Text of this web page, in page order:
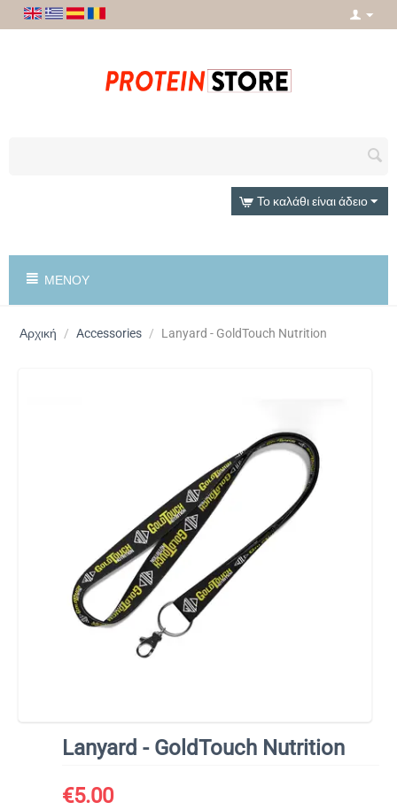
Το καλάθι είναι άδειο
ΜΕΝΟΎ
Αρχική / Accessories / Lanyard - GoldTouch Nutrition
Lanyard - GoldTouch Nutrition
€5.00